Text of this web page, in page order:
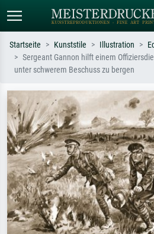
Standardsuche
oder Stilen – z.B. Monet,
Sternennacht, Impressionismus, Welle
Hokusai, Akt.
Startseite Kunststile Illustration
Sergeant Gannon hilft einem
unter schwerem Beschuss zu bergen